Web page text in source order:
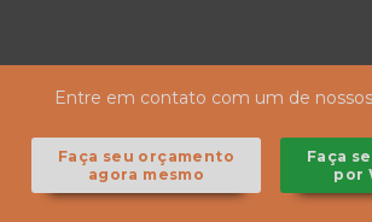
Entre em contato com um de
Faça seu orçamento
agora mesmo
Faça
por